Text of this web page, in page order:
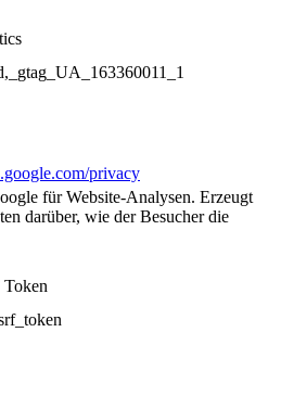
privacy
für Website-Analysen. Erzeugt
darüber, wie der Besucher die